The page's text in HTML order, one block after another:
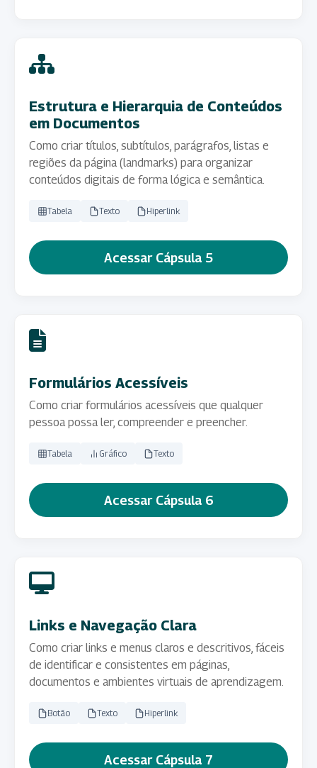
Estrutura e Hierarquia de Conteúdos
em Documentos
Como criar títulos, subtítulos, parágrafos, listas e
regiões da página (landmarks) para organizar
conteúdos digitais de forma lógica e semântica.
Tabela Texto Hiperlink
Acessar Cápsula 5
Formulários Acessíveis
Como criar formulários acessíveis que qualquer
pessoa possa ler, compreender e preencher.
Tabela Gráfico Texto
Acessar Cápsula 6
Links e Navegação Clara
Como criar links e menus claros e descritivos, fáceis
de identificar e consistentes em páginas,
documentos e ambientes virtuais de aprendizagem.
Botão Texto Hiperlink
Acessar Cápsula 7